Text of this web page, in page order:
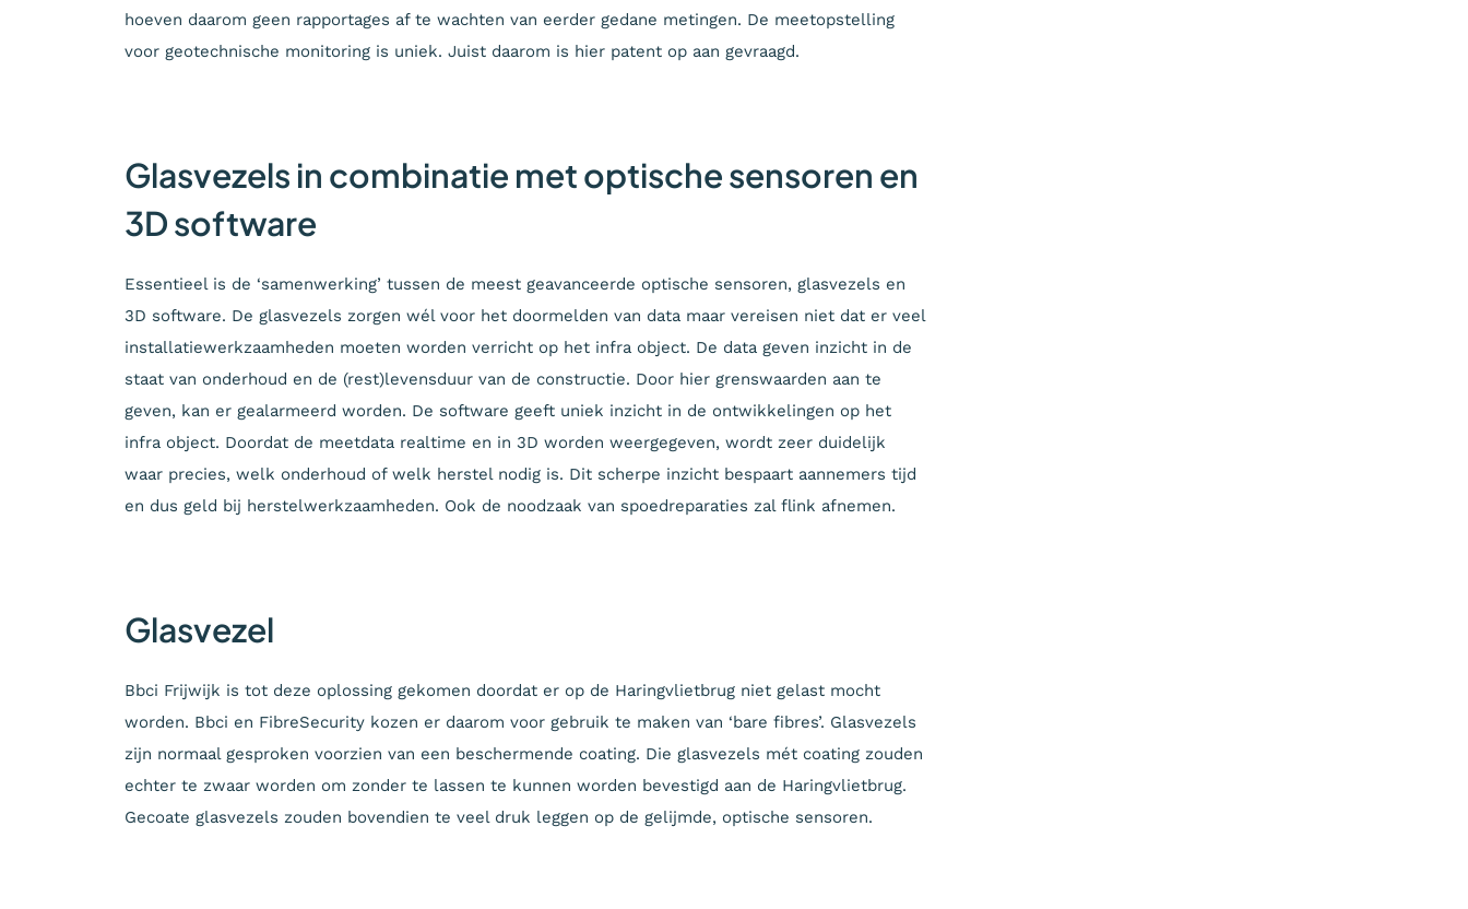
hoeven daarom geen rapportages af te wachten van eerder gedane metingen. De meetopstelling
voor geotechnische monitoring is uniek. Juist daarom is hier patent op aan gevraagd.
Glasvezels in combinatie met optische sensoren en
3D software
Essentieel is de ‘samenwerking’ tussen de meest geavanceerde optische sensoren, glasvezels en
3D software. De glasvezels zorgen wél voor het doormelden van data maar vereisen niet dat er veel
installatiewerkzaamheden moeten worden verricht op het infra object. De data geven inzicht in de
staat van onderhoud en de (rest)levensduur van de constructie. Door hier grenswaarden aan te
geven, kan er gealarmeerd worden. De software geeft uniek inzicht in de ontwikkelingen op het
infra object. Doordat de meetdata realtime en in 3D worden weergegeven, wordt zeer duidelijk
waar precies, welk onderhoud of welk herstel nodig is. Dit scherpe inzicht bespaart aannemers tijd
en dus geld bij herstelwerkzaamheden. Ook de noodzaak van spoedreparaties zal flink afnemen.
Glasvezel
Bbci Frijwijk is tot deze oplossing gekomen doordat er op de Haringvlietbrug niet gelast mocht
worden. Bbci en FibreSecurity kozen er daarom voor gebruik te maken van ‘bare fibres’. Glasvezels
zijn normaal gesproken voorzien van een beschermende coating. Die glasvezels mét coating zouden
echter te zwaar worden om zonder te lassen te kunnen worden bevestigd aan de Haringvlietbrug.
Gecoate glasvezels zouden bovendien te veel druk leggen op de gelijmde, optische sensoren.